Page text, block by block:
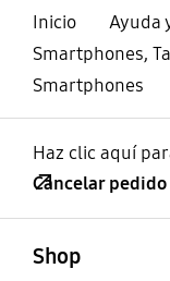
Inicio
Ayuda
Smartphones,
Smartphones
Haz clic aquí
Cancelar pedido
Shop